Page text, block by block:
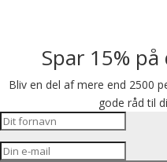
Spar 15%
Bliv en del af mere end 2500
gode råd til